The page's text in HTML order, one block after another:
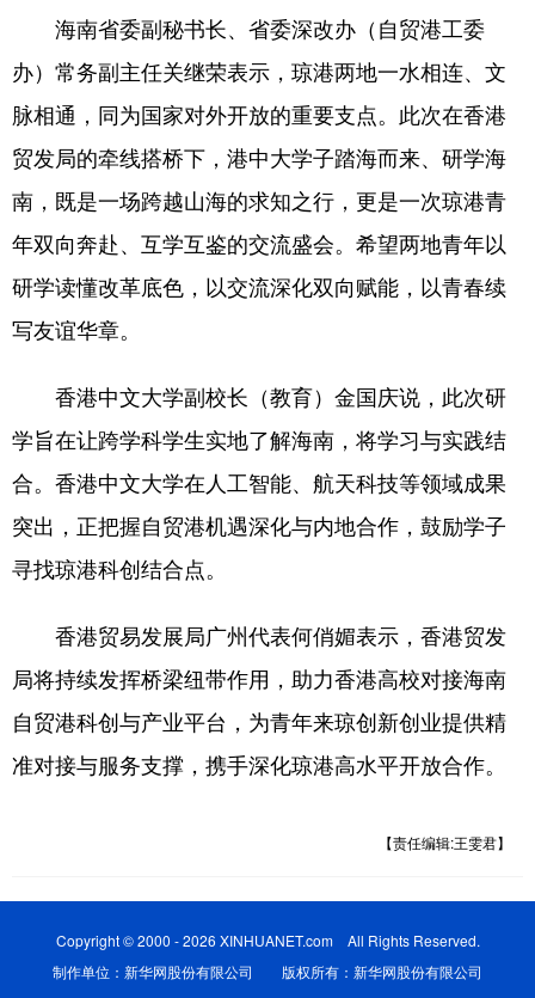
海南省委副秘书长、省委深改办（自贸港工委
办）常务副主任关继荣表示，琼港两地一水相连、文
脉相通，同为国家对外开放的重要支点。此次在香港
贸发局的牵线搭桥下，港中大学子踏海而来、研学海
南，既是一场跨越山海的求知之行，更是一次琼港青
年双向奔赴、互学互鉴的交流盛会。希望两地青年以
研学读懂改革底色，以交流深化双向赋能，以青春续
写友谊华章。
香港中文大学副校长（教育）金国庆说，此次研
学旨在让跨学科学生实地了解海南，将学习与实践结
合。香港中文大学在人工智能、航天科技等领域成果
突出，正把握自贸港机遇深化与内地合作，鼓励学子
寻找琼港科创结合点。
香港贸易发展局广州代表何俏媚表示，香港贸发
局将持续发挥桥梁纽带作用，助力香港高校对接海南
自贸港科创与产业平台，为青年来琼创新创业提供精
准对接与服务支撑，携手深化琼港高水平开放合作。
【责任编辑:王雯君】
Copyright © 2000 - 2026 XINHUANET.com All Rights Reserved.
制作单位：新华网股份有限公司 版权所有：新华网股份有限公司